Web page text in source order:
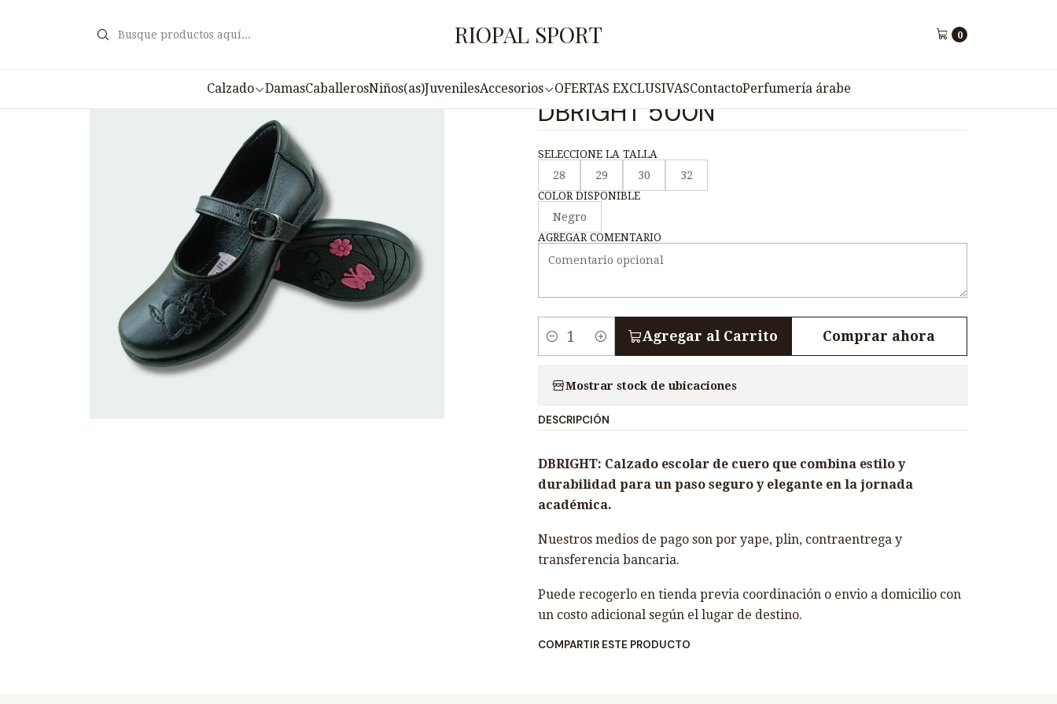
RIOPAL SPORT 0
Calzado DamasCaballerosNiños(as)JuvenilesAccesorios OFERTAS EXCLUSIVASContactoPerfumería árabe
|
Zapato Escolar de Cuero para Mujer
DBRIGHT 500N
SELECCIONE LA TALLA
28
29 30
32
COLOR DISPONIBLE
Negro
AGREGAR COMENTARIO
i
a
d
Agregar al Carrito Comprar ahora
Mostrar stock de ubicaciones
DESCRIPCIÓN
DBRIGHT: Calzado escolar de cuero que combina estilo y
durabilidad para un paso seguro y elegante en la jornada
académica.
Nuestros medios de pago son por yape, plin, contraentrega y
transferencia bancaria.
Puede recogerlo en tienda previa coordinación o envio a domicilio con
un costo adicional según el lugar de destino.
COMPARTIR ESTE PRODUCTO